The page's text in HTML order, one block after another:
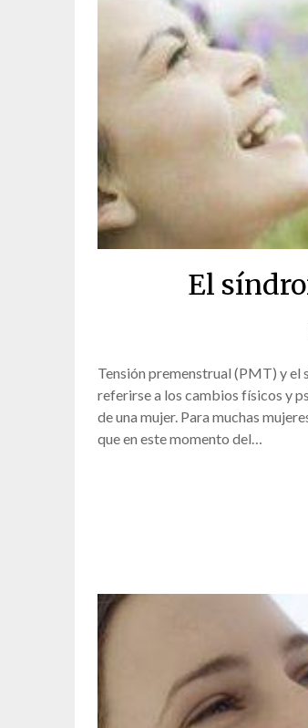
El
Tensión premenstrual (PMT) y
referirse a los cambios físicos y
de una mujer. Para muchas
que en este momento del…